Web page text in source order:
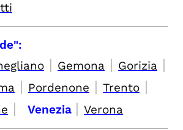
| Gemona | Gorizia |
| Pordenone | Trento |
| Venezia | Verona